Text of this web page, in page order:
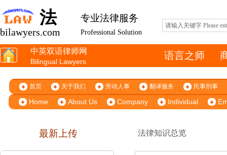
法 专业法律服务
Professional Solution
bilawyers.com
中英双语律师网
Bilingual Lawyers
语言之师
首页 关于我们 劳动人事 翻译服务 民事刑事
Home About Us Company Individual
最新上传 法律知识总览